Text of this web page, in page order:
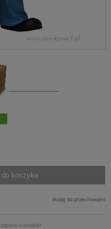
..................................
do koszyka
dodaj do przechowalni
zapytaj o produkt